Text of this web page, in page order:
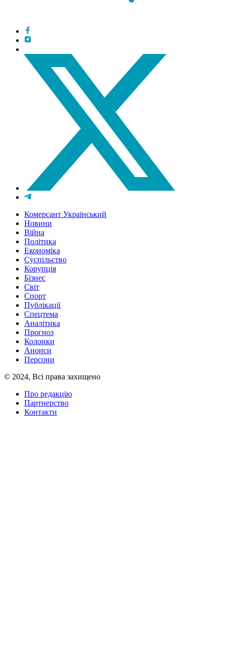
Комерсант Український
Новини
Війна
Політика
Економіка
Суспільство
Корупція
Бізнес
Світ
Спорт
Публікації
Спецтема
Аналітика
Прогноз
Колонки
Анонси
Персони
© 2024, Всі права захищено
Про редакцію
Партнерство
Контакти